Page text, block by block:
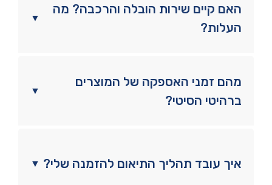
▼
האם קיים שירות הובלה והרכבה? מה
העלות?
▼
מהם זמני האספקה של המוצרים
ברהיטי הסיטי?
▼ איך עובד תהליך התיאום להזמנה שלי?